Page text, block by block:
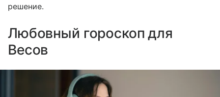
решение.
Любовный гороскоп для
Весов